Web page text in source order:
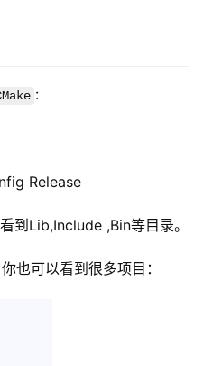
:
Release
到Lib,Include ,Bin等目录。
也可以看到很多项目：